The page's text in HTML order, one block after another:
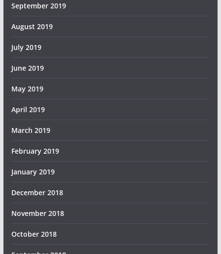
September 2019
August 2019
July 2019
June 2019
May 2019
April 2019
March 2019
February 2019
January 2019
December 2018
November 2018
October 2018